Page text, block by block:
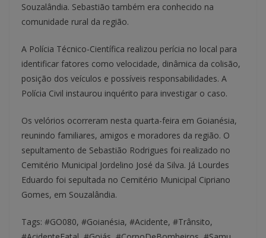
Souzalândia. Sebastião também era conhecido na
comunidade rural da região.
A Polícia Técnico-Científica realizou perícia no local para
identificar fatores como velocidade, dinâmica da colisão,
posição dos veículos e possíveis responsabilidades. A
Polícia Civil instaurou inquérito para investigar o caso.
Os velórios ocorreram nesta quarta-feira em Goianésia,
reunindo familiares, amigos e moradores da região. O
sepultamento de Sebastião Rodrigues foi realizado no
Cemitério Municipal Jordelino José da Silva. Já Lourdes
Eduardo foi sepultada no Cemitério Municipal Cipriano
Gomes, em Souzalândia.
Tags: #GO080, #Goianésia, #Acidente, #Trânsito,